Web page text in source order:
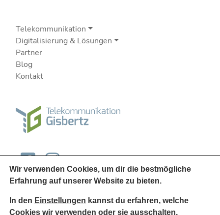
Telekommunikation
Digitalisierung & Lösungen
Partner
Blog
Kontakt
Wir verwenden Cookies, um dir die bestmögliche
Erfahrung auf unserer Website zu bieten.
In den Einstellungen kannst du erfahren, welche
Cookies wir verwenden oder sie ausschalten.